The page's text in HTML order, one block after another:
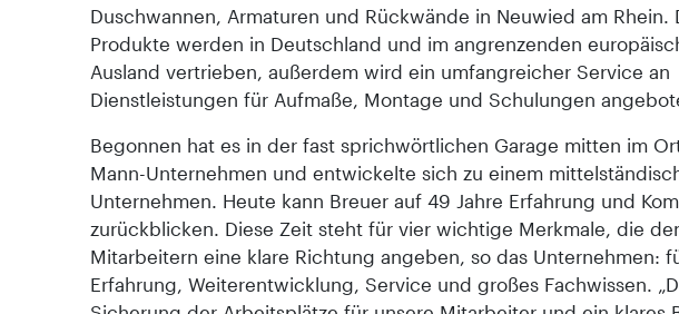
Duschwannen, Armaturen und Rückwände in Neuwied am Rhein.
Produkte werden in Deutschland und im angrenzenden
Ausland vertrieben, außerdem wird ein umfangreicher Service an
Dienstleistungen für Aufmaße, Montage und Schulungen
Begonnen hat es in der fast sprichwörtlichen Garage mitten im
Mann-Unternehmen und entwickelte sich zu einem
Unternehmen. Heute kann Breuer auf 49 Jahre Erfahrung und
zurückblicken. Diese Zeit steht für vier wichtige Merkmale, die
Mitarbeitern eine klare Richtung angeben, so das Unternehmen:
Erfahrung, Weiterentwicklung, Service und großes Fachwissen.